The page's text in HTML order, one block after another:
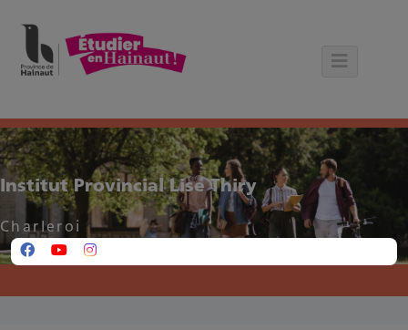
Institut Provincial Lise Thiry
Charleroi